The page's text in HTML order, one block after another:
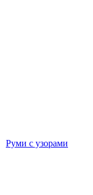
Руми с узорами